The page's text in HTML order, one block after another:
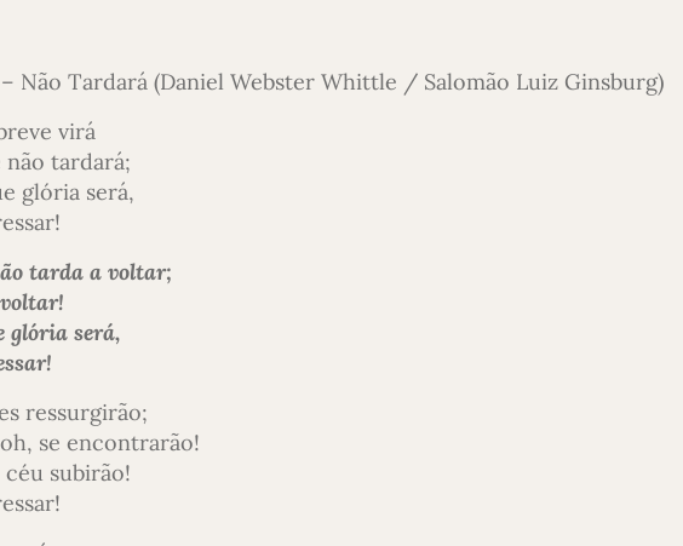
– Não Tardará (Daniel Webster Whittle / Salomão Luiz Ginsburg)
virá
tardará;
glória será,
tarda a voltar;
glória será,
ressurgirão;
se encontrarão!
céu subirão!